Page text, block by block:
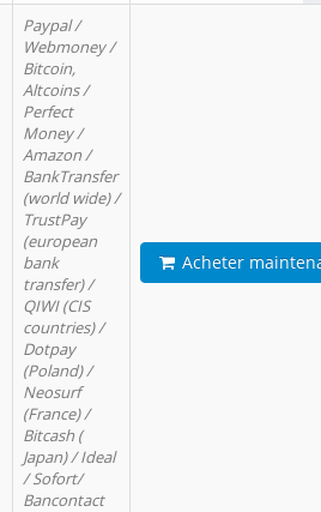
Paypal /
Webmoney /
Bitcoin,
Altcoins /
Perfect
Money /
Amazon /
BankTransfer
(world wide) /
TrustPay
(european
bank
transfer) /
QIWI (CIS
countries) /
Dotpay
(Poland) /
Neosurf
(France) /
Bitcash (
Japan) / Ideal
/ Sofort/
Bancontact
Acheter